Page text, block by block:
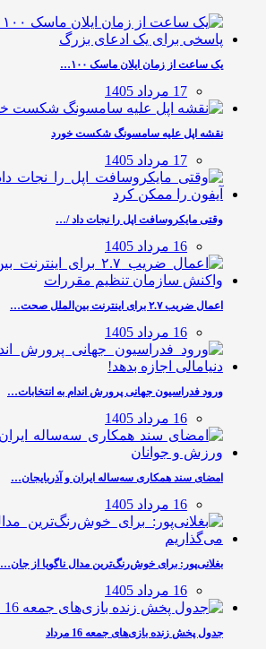
یک ساعت از زمان ایلان ماسک ۱۰۰…
17 مرداد 1405
نقشه اپل علیه سامسونگ شکست خورد
17 مرداد 1405
وقتی مایکروسافت اپل را نجات داد /…
16 مرداد 1405
اعمال ضریب ۲.۷ برای اینترنت بین‌الملل صحت…
16 مرداد 1405
ورود فدراسیون جهانی پرورش اندام به انتخابات…
16 مرداد 1405
امضای سند همکاری سه‌ساله ایران و آذربایجان…
16 مرداد 1405
بغلانی‌پور: برای خوش‌رنگ‌ترین مدال ناگویا از جان…
16 مرداد 1405
جدول پخش زنده بازی‌های جمعه 16 مرداد